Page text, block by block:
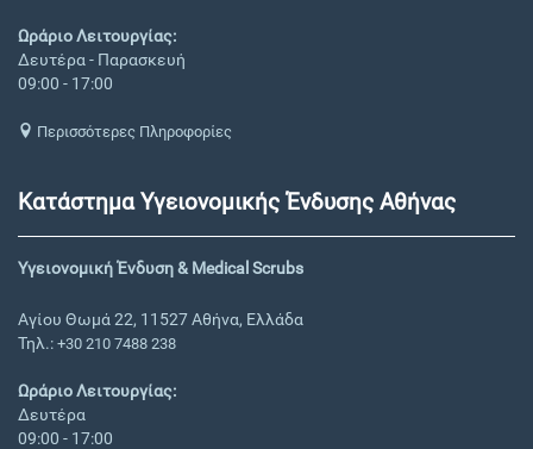
Ωράριο Λειτουργίας:
Δευτέρα - Παρασκευή
09:00 - 17:00
Περισσότερες Πληροφορίες
Κατάστημα Υγειονομικής Ένδυσης Αθήνας
Υγειονομική Ένδυση & Medical Scrubs
Αγίου Θωμά 22, 11527 Αθήνα, Ελλάδα
Τηλ.: +30 210 7488 238
Ωράριο Λειτουργίας:
Δευτέρα
09:00 - 17:00